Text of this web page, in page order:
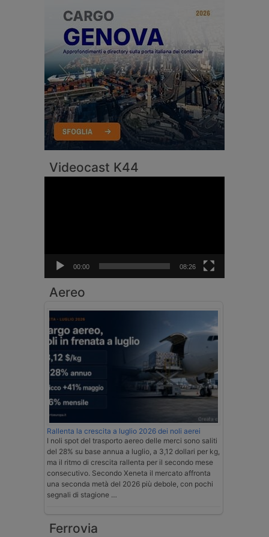
Videocast K44
00:00 08:26
Aereo
Rallenta la crescita a luglio 2026 dei noli aerei
I noli spot del trasporto aereo delle merci sono saliti
del 28% su base annua a luglio, a 3,12 dollari per kg,
ma il ritmo di crescita rallenta per il secondo mese
consecutivo. Secondo Xeneta il mercato affronta
una seconda metà del 2026 più debole, con pochi
segnali di stagione …
Ferrovia